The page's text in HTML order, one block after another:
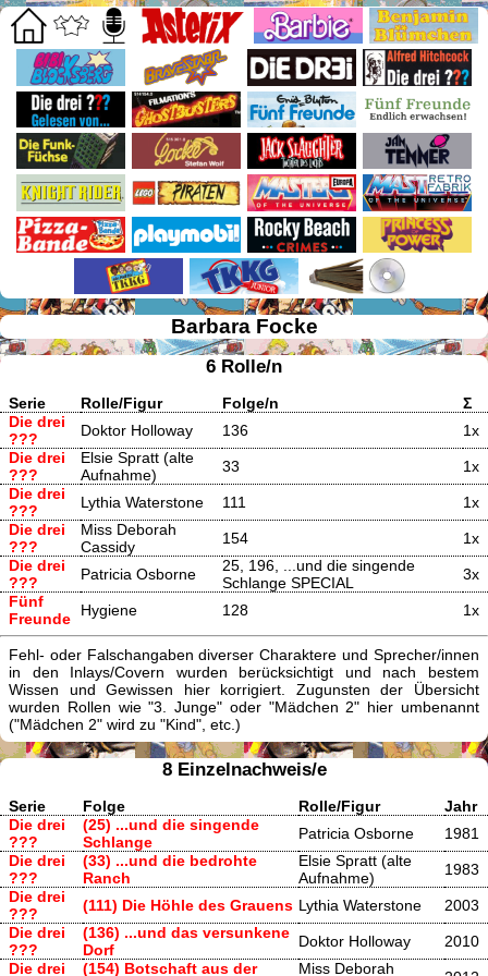
Barbara Focke
6 Rolle/n
Serie Rolle/Figur Folge/n
Σ
Die drei
???
Doktor Holloway 136
1x
Die drei
???
Elsie Spratt (alte
Aufnahme)
33
1x
Die drei
???
Lythia Waterstone 111
1x
Die drei
???
Miss Deborah
Cassidy
154
1x
Die drei
???
Patricia Osborne
25, 196, ...und die singende
Schlange SPECIAL
3x
Fünf
Freunde
Hygiene 128 1x
Fehl- oder Falschangaben diverser Charaktere und Sprecher/innen
in den Inlays/Covern wurden berücksichtigt und nach bestem
Wissen und Gewissen hier korrigiert. Zugunsten der Übersicht
wurden Rollen wie "3. Junge" oder "Mädchen 2" hier umbenannt
("Mädchen 2" wird zu "Kind", etc.)
8 Einzelnachweis/e
Serie Folge Rolle/Figur
Jahr
Die drei
???
(25) ...und die singende
Schlange
Patricia Osborne
1981
Die drei
???
(33) ...und die bedrohte
Ranch
Elsie Spratt (alte
Aufnahme)
1983
Die drei
???
(111) Die Höhle des Grauens Lythia Waterstone
2003
Die drei
???
(136) ...und das versunkene
Dorf
Doktor Holloway
2010
Die drei
(154) Botschaft aus der Miss Deborah